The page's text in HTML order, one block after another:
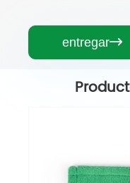
entregar
redonda